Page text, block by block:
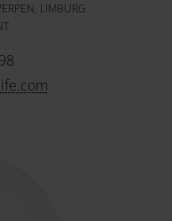
LIMBURG